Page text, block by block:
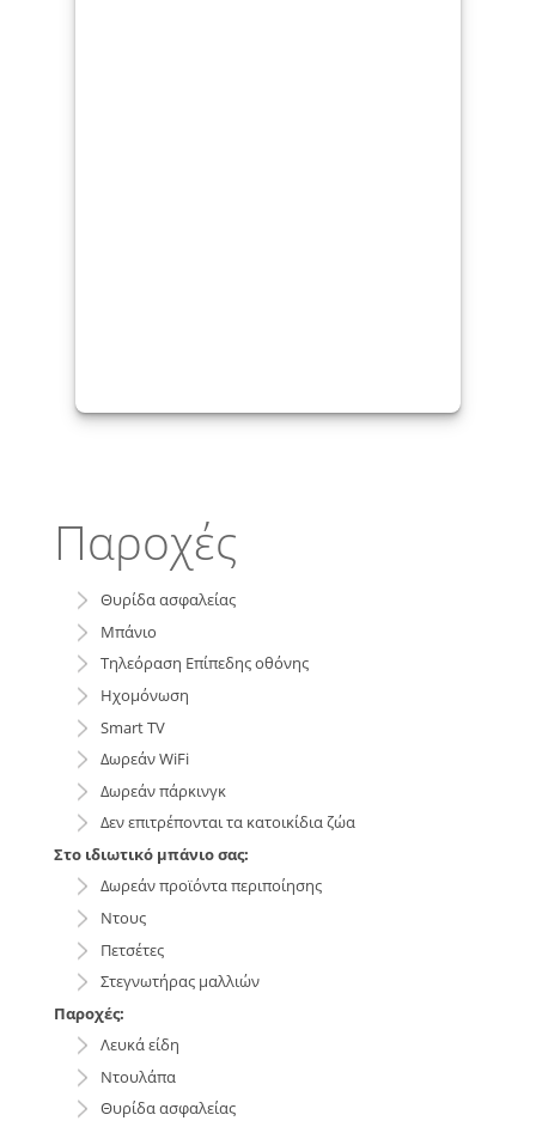
Παροχές
Θυρίδα ασφαλείας
Μπάνιο
Τηλεόραση Επίπεδης οθόνης
Ηχομόνωση
Smart TV
Δωρεάν WiFi
Δωρεάν πάρκινγκ
Δεν επιτρέπονται τα κατοικίδια ζώα
Στο ιδιωτικό μπάνιο σας:
Δωρεάν προϊόντα περιποίησης
Ντους
Πετσέτες
Στεγνωτήρας μαλλιών
Παροχές:
Λευκά είδη
Ντουλάπα
Θυρίδα ασφαλείας